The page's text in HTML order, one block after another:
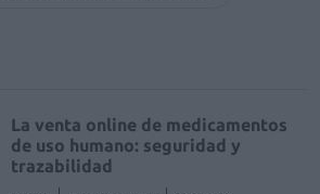
La venta online de medicamentos
de uso humano: seguridad y
trazabilidad